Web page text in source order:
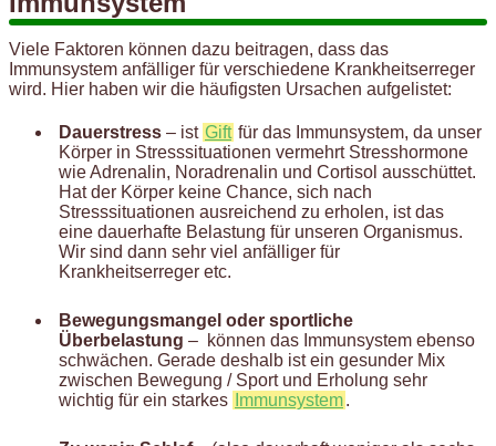
Viele Faktoren können dazu beitragen, dass das
Immunsystem anfälliger für verschiedene Krankheitserreger
wird. Hier haben wir die häufigsten Ursachen aufgelistet:
Dauerstress – ist Gift für das Immunsystem, da unser
Körper in Stresssituationen vermehrt Stresshormone
wie Adrenalin, Noradrenalin und Cortisol ausschüttet.
Hat der Körper keine Chance, sich nach
Stresssituationen ausreichend zu erholen, ist das
eine dauerhafte Belastung für unseren Organismus.
Wir sind dann sehr viel anfälliger für
Krankheitserreger etc.
Bewegungsmangel oder sportliche
Überbelastung – können das Immunsystem ebenso
schwächen. Gerade deshalb ist ein gesunder Mix
zwischen Bewegung / Sport und Erholung sehr
wichtig für ein starkes
Immunsystem.